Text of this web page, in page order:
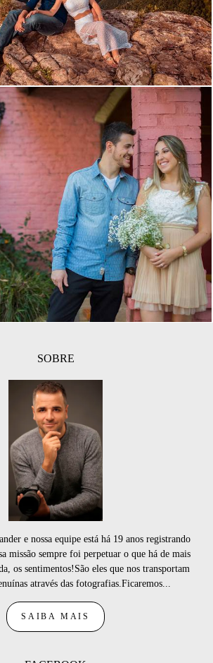
3396 88
SOBRE
e nossa equipe está há 19 anos registrando
missão sempre foi perpetuar o que há de mais
os sentimentos!São eles que nos transportam
através das fotografias.Ficaremos...
SAIBA MAIS